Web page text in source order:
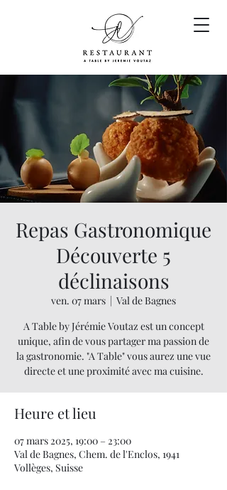
Repas Gastronomique
Découverte 5
déclinaisons
ven. 07 mars
  |
Val de Bagnes
A Table by Jérémie Voutaz est un concept
unique, afin de vous partager ma passion de
la gastronomie. "A Table" vous aurez une vue
directe et une proximité avec ma cuisine.
Heure et lieu
07 mars 2025, 19:00 – 23:00
Val de Bagnes, Chem. de l'Enclos, 1941
Vollèges, Suisse